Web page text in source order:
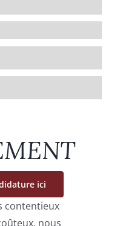
ici
contentieux
nous